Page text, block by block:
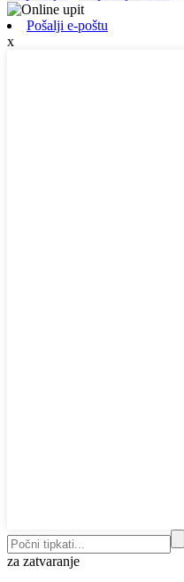
Pošalji e-poštu
x
za zatvaranje